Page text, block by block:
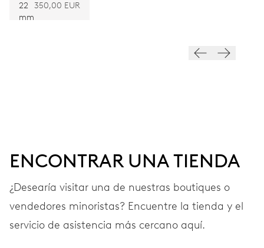
FRECUENCIA
28’800 A/h, 4 Hz
GARANTÍA 2 años
Únete a MyOris y amplía gratis tu garantía a 10 años
INOXIDABLE
22
mm
350,00 EUR
ENCONTRAR UNA TIENDA
¿Desearía visitar una de nuestras boutiques o
vendedores minoristas? Encuentre la tienda y el
servicio de asistencia más cercano aquí.